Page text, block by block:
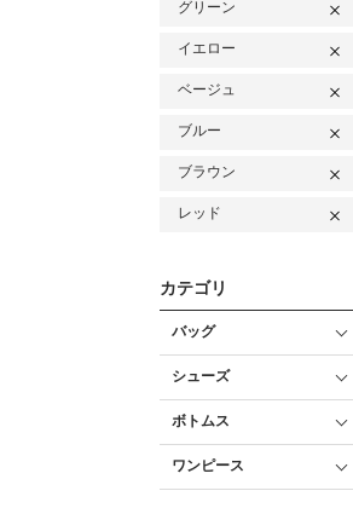
グリーン
イエロー
ベージュ
ブルー
ブラウン
レッド
カテゴリ
バッグ
シューズ
ボトムス
ワンピース